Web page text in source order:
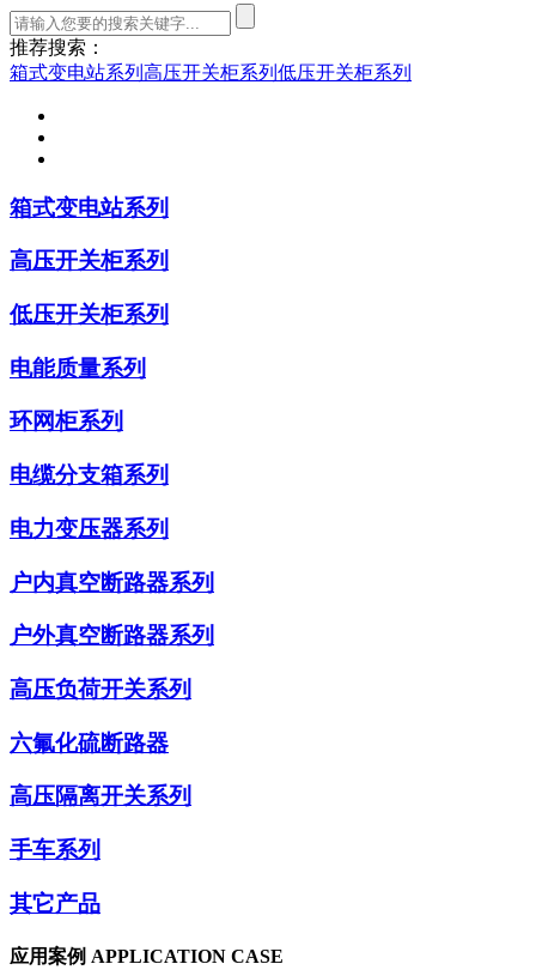
推荐搜索：
箱式变电站系列 高压开关柜系列 低压开关柜系列
箱式变电站系列
高压开关柜系列
低压开关柜系列
电能质量系列
环网柜系列
电缆分支箱系列
电力变压器系列
户内真空断路器系列
户外真空断路器系列
高压负荷开关系列
六氟化硫断路器
高压隔离开关系列
手车系列
其它产品
应用案例 APPLICATION CASE